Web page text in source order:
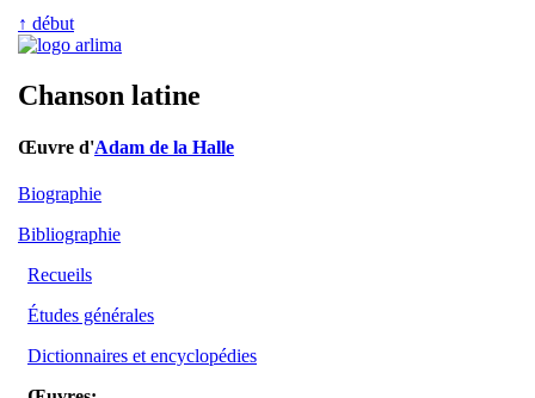
↑ début
Chanson latine
Œuvre d'Adam de la Halle
Biographie
Bibliographie
Recueils
Études générales
Dictionnaires et encyclopédies